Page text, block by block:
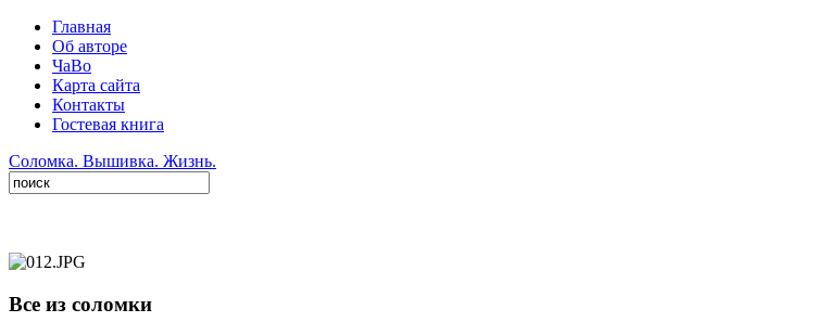
Главная
Об авторе
ЧаВо
Карта сайта
Контакты
Гостевая книга
Соломка. Вышивка. Жизнь.
Все из соломки